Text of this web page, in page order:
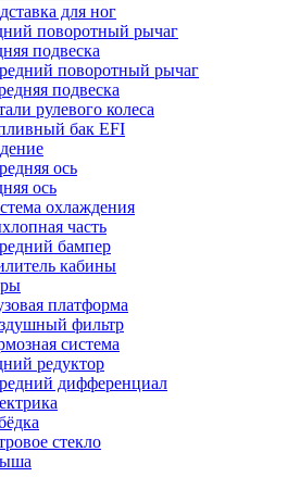
для ног
поворотный рычаг
подвеска
поворотный рычаг
подвеска
рулевого колеса
бак EFI
ось
ось
охлаждения
часть
бампер
кабины
платформа
фильтр
система
редуктор
дифференциал
стекло